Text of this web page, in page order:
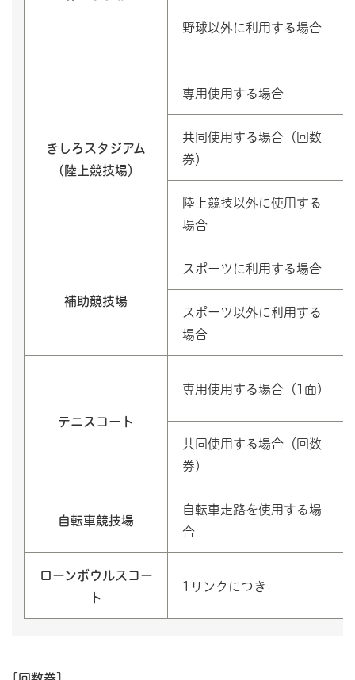
野球以外に利用する場合
きしろスタジアム
（陸上競技場）
専用使用する場合
共同使用する場合（回数
券）
陸上競技以外に使用する
場合
補助競技場
スポーツに利用する場合
スポーツ以外に利用する
場合
テニスコート
専用使用する場合（1面）
共同使用する場合（回数
券）
自転車競技場
自転車走路を使用する場
合
ローンボウルスコー
ト
1リンクにつき